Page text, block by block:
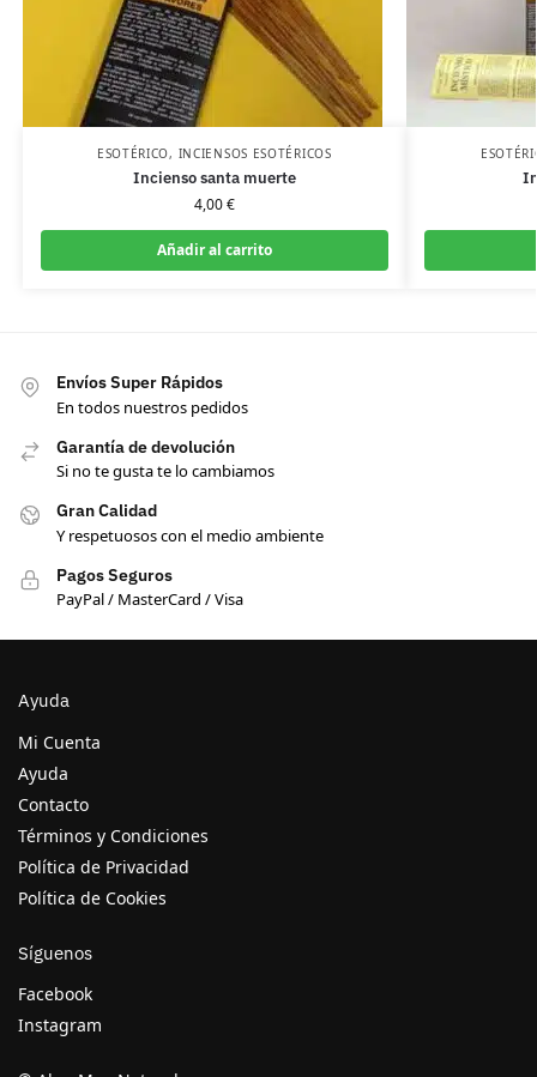
ESOTÉRICO, INCIENSOS ESOTÉRICOS
Incienso santa muerte
4,00€
Añadir al carrito
Envíos Super Rápidos
En todos nuestros pedidos
Garantía de devolución
Si no te gusta te lo cambiamos
Gran Calidad
Y respetuosos con el medio ambiente
Pagos Seguros
PayPal / MasterCard / Visa
Ayuda
Mi Cuenta
Ayuda
Contacto
Términos y Condiciones
Política de Privacidad
Política de Cookies
Síguenos
Facebook
Instagram